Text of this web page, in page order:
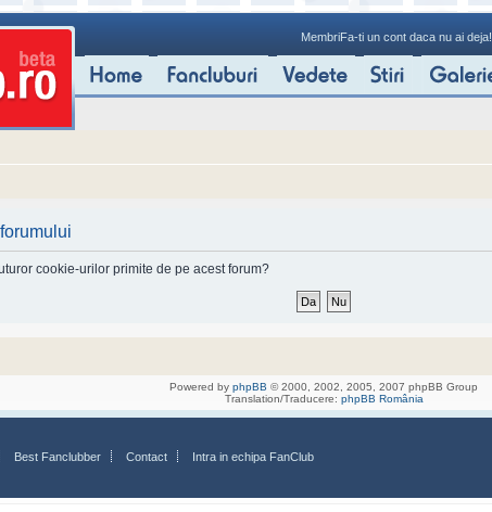
MembriFa-ti un cont daca nu ai deja!
cookie-urilor primite de pe acest forum?
Powered by phpBB © 2000, 2002, 2005, 2007 phpBB Group
Translation/Traducere: phpBB România
Best Fanclubber Contact Intra in echipa FanClub